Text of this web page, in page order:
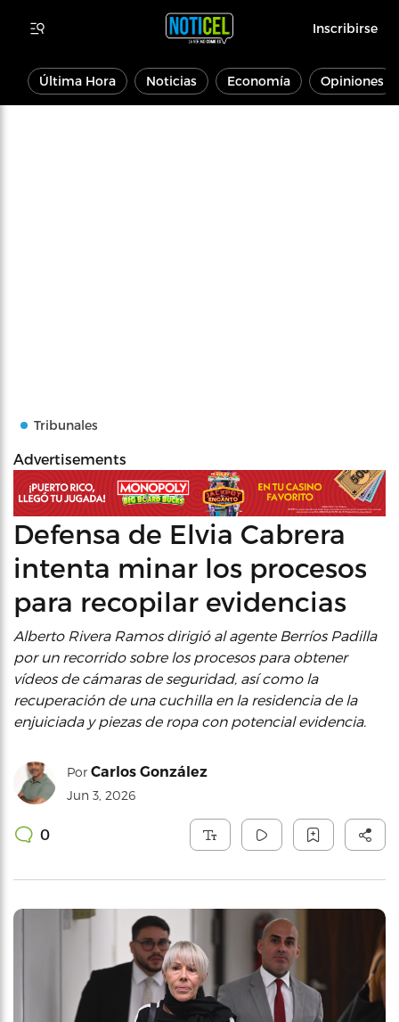
Inscribirse
Última Hora Noticias Economía Opiniones
Tribunales
Advertisements
Defensa de Elvia Cabrera
intenta minar los procesos
para recopilar evidencias
Alberto Rivera Ramos dirigió al agente Berríos Padilla
por un recorrido sobre los procesos para obtener
vídeos de cámaras de seguridad, así como la
recuperación de una cuchilla en la residencia de la
enjuiciada y piezas de ropa con potencial evidencia.
Por Carlos González
Jun 3, 2026
0